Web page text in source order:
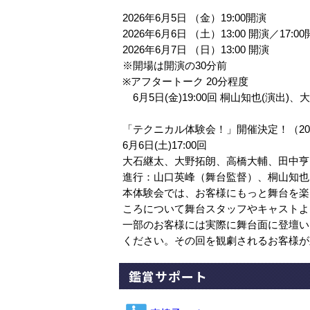
2026年6月5日 （金）19:00開演
2026年6月6日 （土）13:00 開演／17:00
2026年6月7日 （日）13:00 開演
※開場は開演の30分前
※アフタートーク 20分程度
6⽉5⽇(金)19:00回 桐山知也(演出)、
「テクニカル体験会！」開催決定！（
6月6日(土)17:00回
大石継太、大野拓朗、高橋大輔、田中
進行：山口英峰（舞台監督）、桐山知
本体験会では、お客様にもっと舞台を
ころについて舞台スタッフやキャスト
一部のお客様には実際に舞台面に登壇
ください。その回を観劇されるお客様
鑑賞サポート